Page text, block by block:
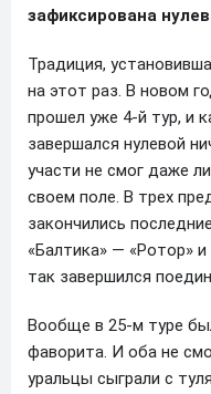
зафиксирована
Традиция,
на этот раз. В новом
прошел уже 4-й тур, и
завершался нулевой
участи не смог даже
своем поле. В трех
закончились
«Балтика» — «Ротор»
так завершился
Вообще в 25-м туре
фаворита. И оба не
уральцы сыграли с